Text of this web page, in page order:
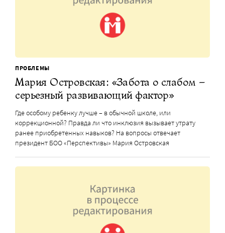
ПРОБЛЕМЫ
Мария Островская: «Забота о слабом –
серьезный развивающий фактор»
Где особому ребенку лучше – в обычной школе, или
коррекционной? Правда ли что инклюзия вызывает утрату
ранее приобретенных навыков? На вопросы отвечает
президент БОО «Перспективы» Мария Островская